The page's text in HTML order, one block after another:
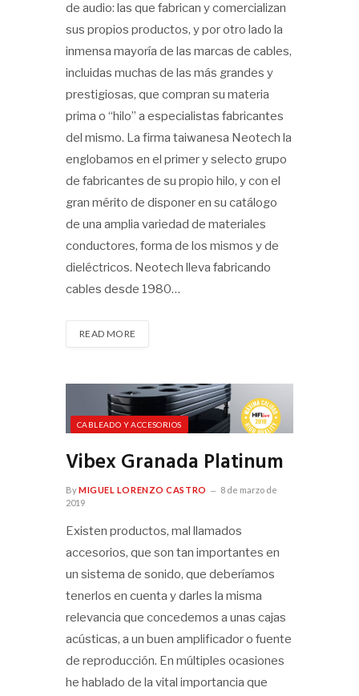
de audio: las que fabrican y comercializan
sus propios productos, y por otro lado la
inmensa mayoría de las marcas de cables,
incluidas muchas de las más grandes y
prestigiosas, que compran su materia
prima o “hilo” a especialistas fabricantes
del mismo. La firma taiwanesa Neotech la
englobamos en el primer y selecto grupo
de fabricantes de su propio hilo, y con el
gran mérito de disponer en su catálogo
de una amplia variedad de materiales
conductores, forma de los mismos y de
dieléctricos. Neotech lleva fabricando
cables desde 1980…
READ MORE
CABLEADO Y ACCESORIOS
Vibex Granada Platinum
ByMIGUEL LORENZO CASTRO
8 de marzo de
2019
Existen productos, mal llamados
accesorios, que son tan importantes en
un sistema de sonido, que deberíamos
tenerlos en cuenta y darles la misma
relevancia que concedemos a unas cajas
acústicas, a un buen amplificador o fuente
de reproducción. En múltiples ocasiones
he hablado de la vital importancia que